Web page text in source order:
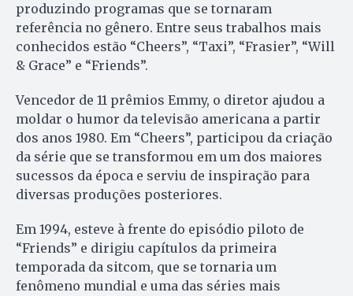
produzindo programas que se tornaram
referência no gênero. Entre seus trabalhos mais
conhecidos estão “Cheers”, “Taxi”, “Frasier”, “Will
& Grace” e “Friends”.
Vencedor de 11 prêmios Emmy, o diretor ajudou a
moldar o humor da televisão americana a partir
dos anos 1980. Em “Cheers”, participou da criação
da série que se transformou em um dos maiores
sucessos da época e serviu de inspiração para
diversas produções posteriores.
Em 1994, esteve à frente do episódio piloto de
“Friends” e dirigiu capítulos da primeira
temporada da sitcom, que se tornaria um
fenômeno mundial e uma das séries mais